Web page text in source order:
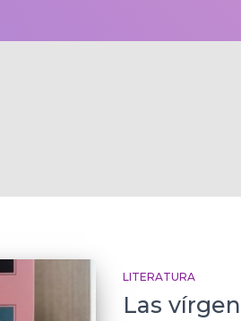
LITERATURA
Las